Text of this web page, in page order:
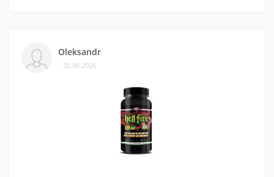
Oleksandr
20.06.2026